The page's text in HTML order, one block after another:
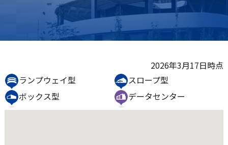
2026年3月17日時点
ランプウェイ型
スロープ型
ボックス型
データセンター